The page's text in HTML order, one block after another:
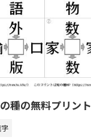
種の無料プリント